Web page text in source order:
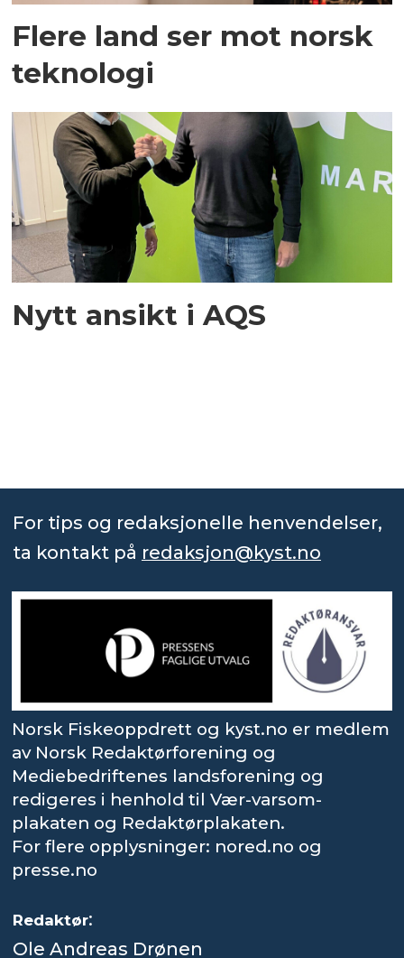
Flere land ser mot norsk
teknologi
Nytt ansikt i AQS
For tips og redaksjonelle henvendelser,
ta kontakt på redaksjon@kyst.no
Norsk Fiskeoppdrett og kyst.no er medlem
av Norsk Redaktørforening og
Mediebedriftenes landsforening og
redigeres i henhold til Vær-varsom-
plakaten og Redaktørplakaten.
For flere opplysninger: nored.no og
presse.no
Redaktør:
Ole Andreas Drønen